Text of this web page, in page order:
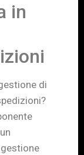
in
di